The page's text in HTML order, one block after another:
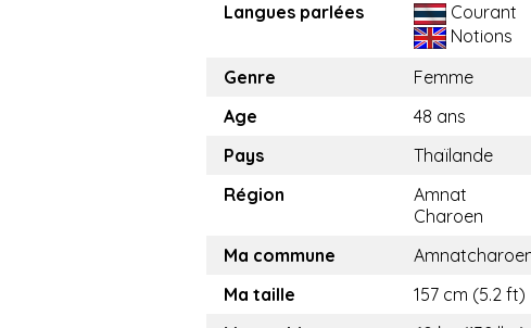
Langues parlées
Courant
Notions
Genre
Femme
Age
48 ans
Pays
Thaïlande
Région
Amnat
Charoen
Ma commune
Ma taille
157 cm (5.2 ft)